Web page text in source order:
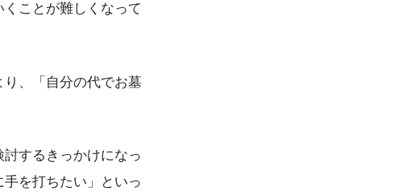
ことが難しくなって
、「自分の代でお墓
するきっかけになっ
を打ちたい」といっ